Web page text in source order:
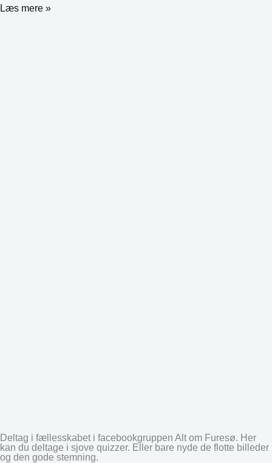
Læs mere »
Deltag i fællesskabet i facebookgruppen Alt om Furesø. Her
kan du deltage i sjove quizzer. Eller bare nyde de flotte billeder
og den gode stemning.